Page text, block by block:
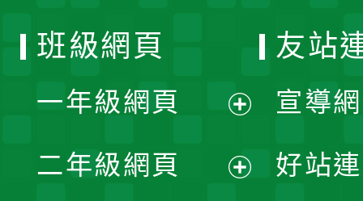
班級網頁
一年級網頁
開
二年級網頁
友站
宣導
好站